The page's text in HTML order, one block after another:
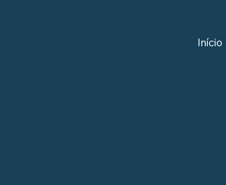
Início